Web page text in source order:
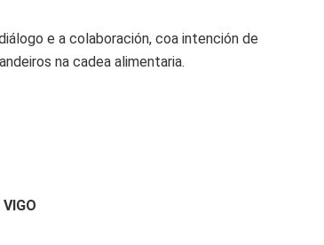
e a colaboración, coa intención de
na cadea alimentaria.